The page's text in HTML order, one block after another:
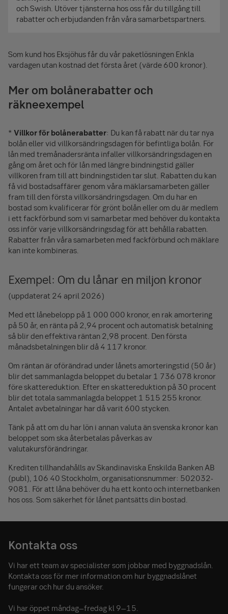
och Swish. Utöver tjänsterna hos oss får du tillgång till
rabatter och erbjudanden från våra samarbetspartners.
Som kund hos Eksjöhus får du vår paketlösningen Enkla
vardagen utan kostnad det första året (värde 600 kronor).
Mer om bolånerabatter och
räkneexempel
* Villkor för bolånerabatter: Du kan få rabatt när du tar nya
bolån eller vid villkorsändringsdagen för befintliga bolån. För
lån med tremånadersränta infaller villkorsändringsdagen en
gång om året och för lån med längre bindningstid gäller
villkoren fram till att bindningstiden tar slut. Rabatten du kan
få vid bostadsaffärer genom våra mäklarsamarbeten gäller
fram till den första villkorsändringsdagen. Om du har en
bostad som kvalificerar för grönt bolån eller om du är medlem
i ett fackförbund som vi samarbetar med behöver du kontakta
oss inför varje villkorsändringsdag för att behålla rabatten.
Rabatter från våra samarbeten med fackförbund och mäklare
kan inte kombineras.
Exempel: Om du lånar en miljon kronor
(uppdaterat 24 april 2026)
Med ett lånebelopp på 1 000 000 kronor, en rak amortering
på 50 år, en ränta på 2,94 procent och automatisk betalning
så blir den effektiva räntan 2,98 procent. Den första
månadsbetalningen blir då 4 117 kronor.
Om räntan är oförändrad under lånets amorteringstid (50 år)
blir det sammanlagda beloppet du betalar 1 736 078 kronor
före skattereduktion. Efter en skattereduktion på 30 procent
blir det totala sammanlagda beloppet 1 515 255 kronor.
Antalet avbetalningar har då varit 600 stycken.
Tänk på att om du har lön i annan valuta än svenska kronor kan
beloppet som ska återbetalas påverkas av
valutakursförändringar.
Krediten tillhandahålls av Skandinaviska Enskilda Banken AB
(publ), 106 40 Stockholm, organisations­nummer: 502032-
9081. För att låna behöver du ha ett konto och internetbanken
hos oss. Som säkerhet för lånet pantsätts din bostad.
Kontakta oss
Vi har ett team av specialister som jobbar med byggnadslån.
Kontakta oss för mer information om hur byggnadslånet
fungerar och hur du ansöker.
Vi har öppet måndag–fredag kl 9–15.